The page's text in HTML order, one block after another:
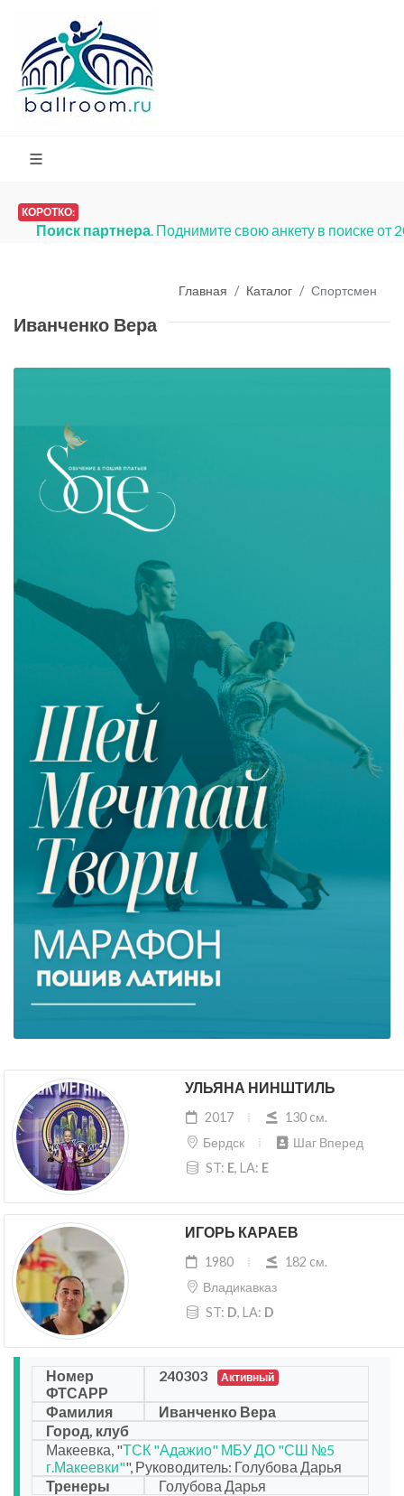
КОРОТКО:
Поиск партнера. Поднимите свою анкету в поиске от
Главная Каталог Спортсмен
Иванченко Вера
УЛЬЯНА НИНШТИЛЬ
2017
130 cм.
Бердск
Шаг Вперед
ST: E, LA: E
ИГОРЬ КАРАЕВ
1980
182 cм.
Владикавказ
ST: D, LA: D
Номер
ФТСАРР
240303 Активный
Фамилия
Иванченко Вера
Город, клуб
Макеевка, "ТСК "Адажио" МБУ ДО "СШ №5
г.Макеевки"", Руководитель: Голубова Дарья
Тренеры
Голубова Дарья